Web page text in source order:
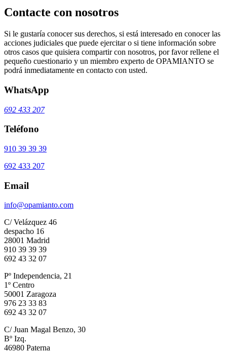
Contacte con nosotros
Si le gustaría conocer sus derechos, si está interesado en conocer las
acciones judiciales que puede ejercitar o si tiene información sobre
otros casos que quisiera compartir con nosotros, por favor rellene el
pequeño cuestionario y un miembro experto de OPAMIANTO se
podrá inmediatamente en contacto con usted.
WhatsApp
692 433 207
Teléfono
910 39 39 39
692 433 207
Email
info@opamianto.com
C/ Velázquez 46
despacho 16
28001 Madrid
910 39 39 39
692 43 32 07
Pº Independencia, 21
1º Centro
50001 Zaragoza
976 23 33 83
692 43 32 07
C/ Juan Magal Benzo, 30
Bº Izq.
46980 Paterna